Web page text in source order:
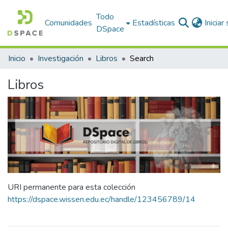
Comunidades
Todo
DSpace
Estadísticas Iniciar
Inicio Investigación Libros Search
Libros
URI permanente para esta colección
https://dspace.wissen.edu.ec/handle/123456789/14